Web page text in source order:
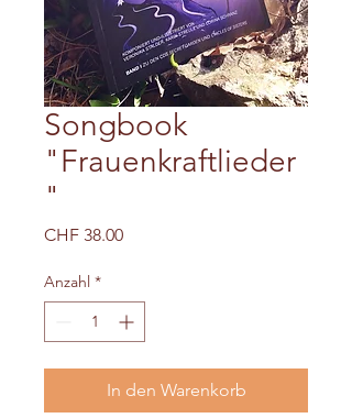
Songbook
"Frauenkraftlieder
"
CHF 38.00Preis
Anzahl *
In den Warenkorb